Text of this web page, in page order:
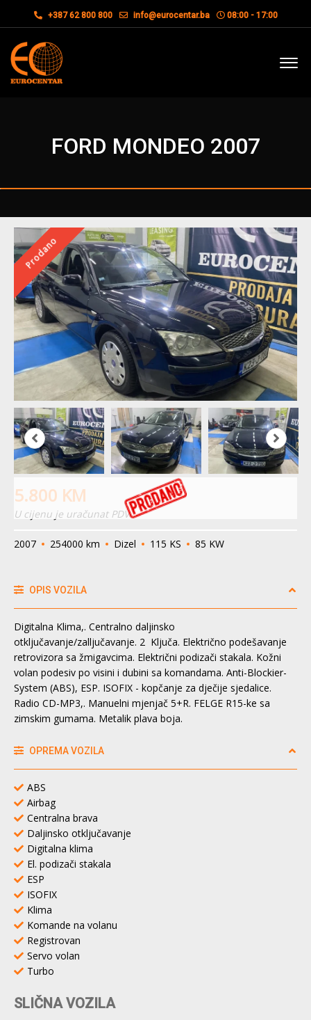
+387 62 800 800 info@eurocentar.ba 08:00 - 17:00
FORD MONDEO 2007
Prodano
5.800 KM
U cijenu je uračunat PDV
2007 254000 km Dizel 115 KS 85 KW
OPIS VOZILA
Digitalna Klima,. Centralno daljinsko
otključavanje/zalljučavanje. 2 Ključa. Električno podešavanje
retrovizora sa žmigavcima. Električni podizači stakala. Kožni
volan podesiv po visini i dubini sa komandama. Anti-Blockier-
System (ABS), ESP. ISOFIX - kopčanje za dječije sjedalice.
Radio CD-MP3,. Manuelni mjenjač 5+R. FELGE R15-ke sa
zimskim gumama. Metalik plava boja.
OPREMA VOZILA
ABS
Airbag
Centralna brava
Daljinsko otključavanje
Digitalna klima
El. podizači stakala
ESP
ISOFIX
Klima
Komande na volanu
Registrovan
Servo volan
Turbo
SLIČNA VOZILA